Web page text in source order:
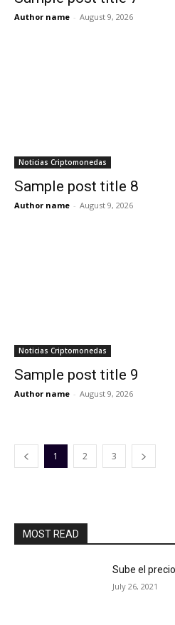
Author name - August 9, 2026
Noticias Criptomonedas
Sample post title 8
Author name - August 9, 2026
Noticias Criptomonedas
Sample post title 9
Author name - August 9, 2026
1 2 3
MOST READ
Sube el
July 26, 2021